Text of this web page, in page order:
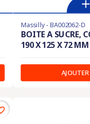
Massilly - BA002062-D
BOITE A SUCRE,
190 X 125 X 72